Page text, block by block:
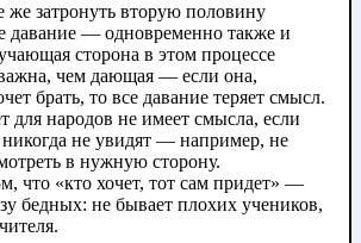
же затронуть вторую половину
давание — одновременно также и
сторона в этом процессе
чем дающая — если она,
брать, то все давание теряет смысл.
для народов не имеет смысла, если
никогда не увидят — например, не
в нужную сторону.
что «кто хочет, тот сам придет» —
бедных: не бывает плохих учеников,